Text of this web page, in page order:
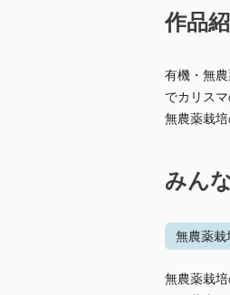
作品
有機・無
でカリス
無農薬栽
みん
無農薬栽
無農薬栽